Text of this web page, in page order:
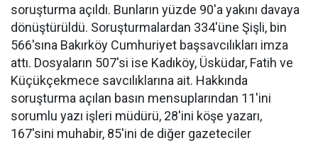
soruşturma açıldı. Bunların yüzde 90'a yakını davaya
dönüştürüldü. Soruşturmalardan 334'üne Şişli, bin
566'sına Bakırköy Cumhuriyet başsavcılıkları imza
attı. Dosyaların 507'si ise Kadıköy, Üsküdar, Fatih ve
Küçükçekmece savcılıklarına ait. Hakkında
soruşturma açılan basın mensuplarından 11'ini
sorumlu yazı işleri müdürü, 28'ini köşe yazarı,
167'sini muhabir, 85'ini de diğer gazeteciler